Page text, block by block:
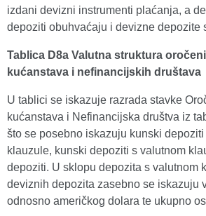
izdani devizni instrumenti plaćanja, a
depoziti obuhvaćaju i devizne depozite
Tablica D8a Valutna struktura
kućanstava i nefinancijskih društava
U tablici se iskazuje razrada stavke
kućanstava i Nefinancijska društva iz
što se posebno iskazuju kunski
klauzule, kunski depoziti s valutnom
depoziti. U sklopu depozita s valutnom
deviznih depozita zasebno se iskazuju
odnosno američkog dolara te ukupno